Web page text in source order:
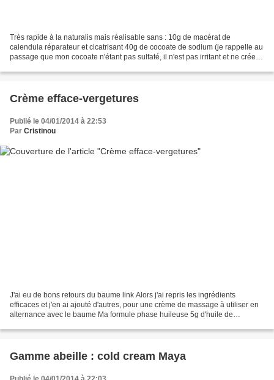
Très rapide à la naturalis mais réalisable sans : 10g de macérat de
calendula réparateur et cicatrisant 40g de cocoate de sodium (je rappelle au
passage que mon cocoate n'étant pas sulfaté, il n'est pas irritant et ne crée
Crème efface-vergetures
Publié le 04/01/2014 à 22:53
Par Cristinou
J'ai eu de bons retours du baume link Alors j'ai repris les ingrédients
efficaces et j'en ai ajouté d'autres, pour une crème de massage à utiliser en
alternance avec le baume Ma formule phase huileuse 5g d'huile de
Gamme abeille : cold cream Maya